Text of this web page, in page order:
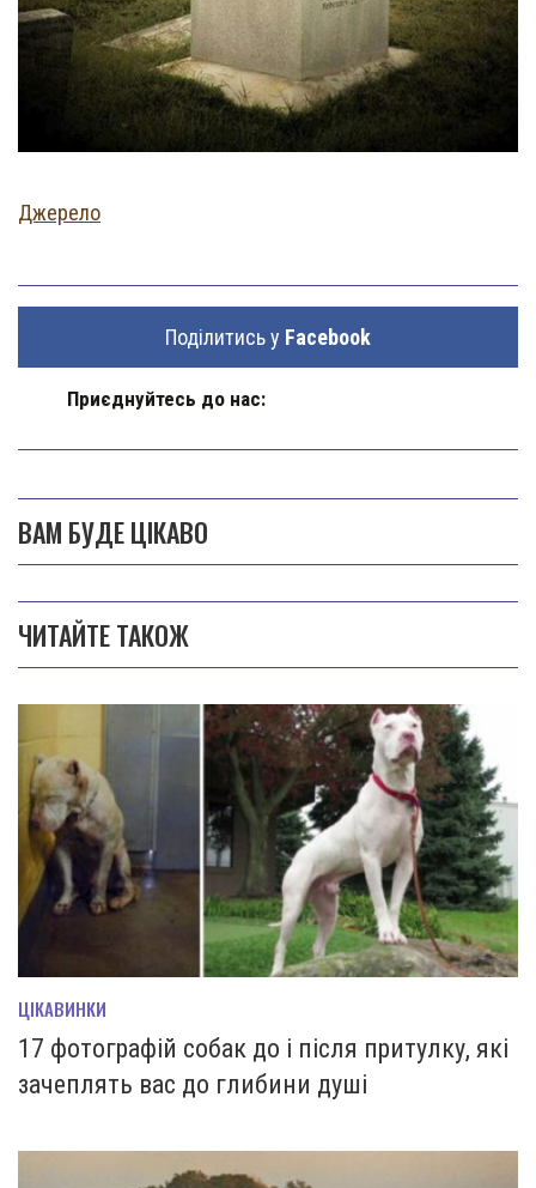
Джерело
Поділитись у Facebook
Приєднуйтесь до нас:
ВАМ БУДЕ ЦІКАВО
ЧИТАЙТЕ ТАКОЖ
ЦІКАВИНКИ
17 фотографій собак до і після притулку, які
зачеплять вас до глибини душі